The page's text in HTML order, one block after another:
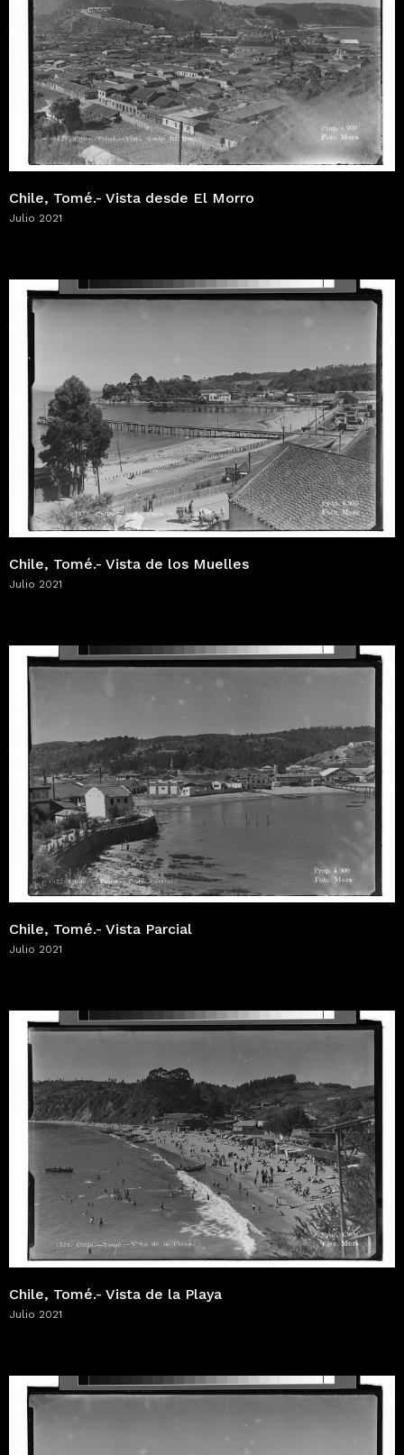
Chile, Tomé.- Vista desde El Morro
Julio 2021
Chile, Tomé.- Vista de los Muelles
Julio 2021
Chile, Tomé.- Vista Parcial
Julio 2021
Chile, Tomé.- Vista de la Playa
Julio 2021